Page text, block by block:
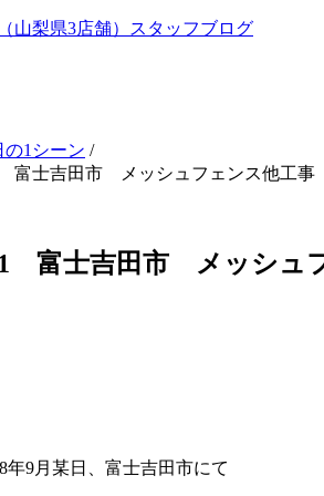
の1シーン /
富士吉田市 メッシュフェンス他工事
富士吉田市 メッシュ
9月某日、富士吉田市にて